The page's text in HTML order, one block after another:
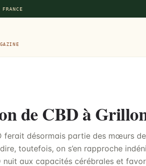
de CBD à
ferait désormais partie des mœurs
toutefois, on s’en rapproche
nuit aux capacités cérébrales et